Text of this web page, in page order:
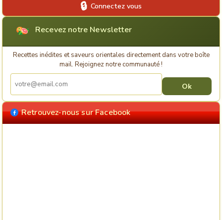
Connectez vous
Recevez notre Newsletter
Recettes inédites et saveurs orientales directement dans votre boîte
mail. Rejoignez notre communauté !
Retrouvez-nous sur Facebook